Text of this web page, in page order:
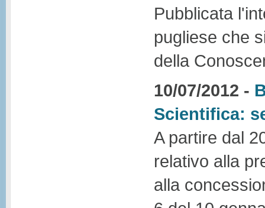
Pubblicata
pugliese che
della
10/07/2012 -
Scientifica:
A partire dal
relativo alla
alla